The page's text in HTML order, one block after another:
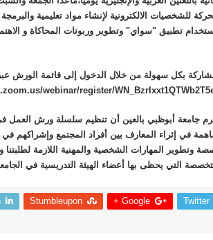
للشخصيات الالكترونية لإنشاء مواد تعليمية والبرمجة
تطبيق "سواي" وتطوير وربوتات المحاكاة و
بكل سهولة من خلال الدخول إلى قائمة الورش
جامعة أبوظبي بالعين أن تنظيم سلسلة ورش العمل
في إثراء المعارف بين أفراد المجتمع وإشراكهم في
وتطوير المهارات الشخصية والمهنية اللازمة لطلبتنا
التي يحظى بها أعضاء الهيئة التدريسية في
Twitter
Google +
Stumbleupon